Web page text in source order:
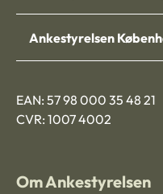
Ankestyrelsen
EAN: 57 98 000 35 48 21
CVR: 1007 4002
Om Ankestyrelsen